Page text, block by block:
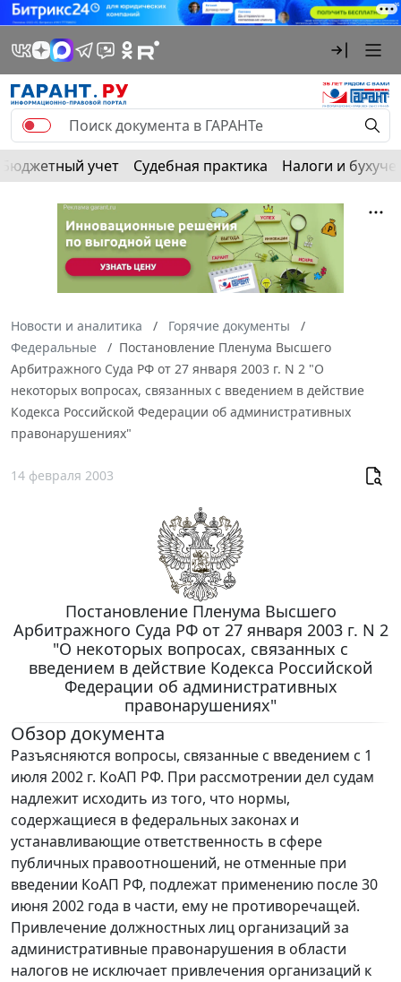
Бюджетный учет Судебная практика Налоги и
Новости и аналитика
Горячие документы
Федеральные
Постановление Пленума Высшего
Арбитражного Суда РФ от 27 января 2003 г. N 2 "О
некоторых вопросах, связанных с введением в действие
Кодекса Российской Федерации об административных
правонарушениях"
14 февраля 2003
Постановление Пленума Высшего
Арбитражного Суда РФ от 27 января 2003 г. N 2
"О некоторых вопросах, связанных с
введением в действие Кодекса Российской
Федерации об административных
правонарушениях"
Обзор документа
Разъясняются вопросы, связанные с введением с 1
июля 2002 г. КоАП РФ. При рассмотрении дел судам
надлежит исходить из того, что нормы,
содержащиеся в федеральных законах и
устанавливающие ответственность в сфере
публичных правоотношений, не отменные при
введении КоАП РФ, подлежат применению после 30
июня 2002 года в части, ему не противоречащей.
Привлечение должностных лиц организаций за
административные правонарушения в области
налогов не исключает привлечения организаций к